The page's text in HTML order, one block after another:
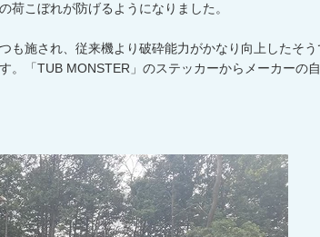
こぼれが防げるようになりました。
施され、従来機より破砕能力がかなり向上したそう
。「TUB MONSTER」のステッカーからメーカーの